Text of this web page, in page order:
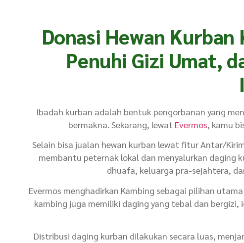
Donasi Hewan
Penuhi Gizi Umat,
Ibadah kurban adalah bentuk pengorbanan yang
bermakna. Sekarang, lewat Evermos, kamu
Selain bisa jualan hewan kurban lewat fitur Antar/
membantu peternak lokal dan menyalurkan daging
dhuafa, keluarga pra-sejahtera,
Evermos menghadirkan Kambing sebagai pilihan
kambing juga memiliki daging yang tebal dan
Distribusi daging kurban dilakukan secara luas,